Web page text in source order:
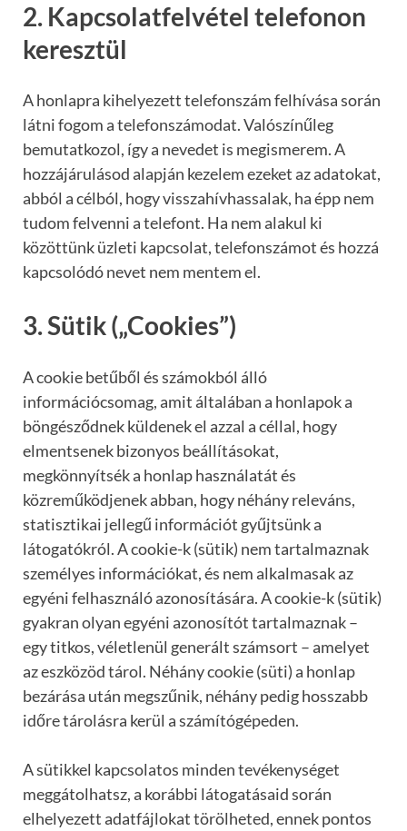
2. Kapcsolatfelvétel telefonon
keresztül
A honlapra kihelyezett telefonszám felhívása során
látni fogom a telefonszámodat. Valószínűleg
bemutatkozol, így a nevedet is megismerem. A
hozzájárulásod alapján kezelem ezeket az adatokat,
abból a célból, hogy visszahívhassalak, ha épp nem
tudom felvenni a telefont. Ha nem alakul ki
közöttünk üzleti kapcsolat, telefonszámot és hozzá
kapcsolódó nevet nem mentem el.
3. Sütik („Cookies”)
A cookie betűből és számokból álló
információcsomag, amit általában a honlapok a
böngésződnek küldenek el azzal a céllal, hogy
elmentsenek bizonyos beállításokat,
megkönnyítsék a honlap használatát és
közreműködjenek abban, hogy néhány releváns,
statisztikai jellegű információt gyűjtsünk a
látogatókról. A cookie-k (sütik) nem tartalmaznak
személyes információkat, és nem alkalmasak az
egyéni felhasználó azonosítására. A cookie-k (sütik)
gyakran olyan egyéni azonosítót tartalmaznak –
egy titkos, véletlenül generált számsort – amelyet
az eszközöd tárol. Néhány cookie (süti) a honlap
bezárása után megszűnik, néhány pedig hosszabb
időre tárolásra kerül a számítógépeden.
A sütikkel kapcsolatos minden tevékenységet
meggátolhatsz, a korábbi látogatásaid során
elhelyezett adatfájlokat törölheted, ennek pontos